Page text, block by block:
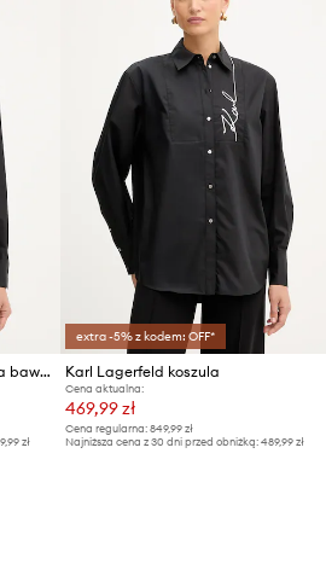
Karl Lagerfeld koszula damska bawełniana
zł
extra -5% z kodem: OFF*
Karl Lagerfeld koszula
Cena aktualna:
469,99 zł
Cena regularna: 849,99 zł
Najniższa cena z 30 dni przed obniżką: 489,99 zł